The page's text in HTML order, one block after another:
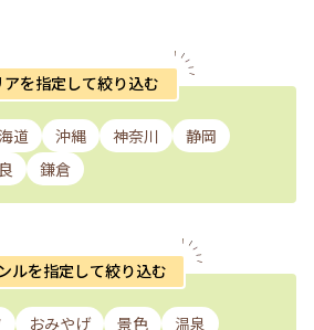
アを指定して絞り込む
道 沖縄 神奈川
静岡
鎌倉
ルを指定して絞り込む
おみやげ 景色 温泉